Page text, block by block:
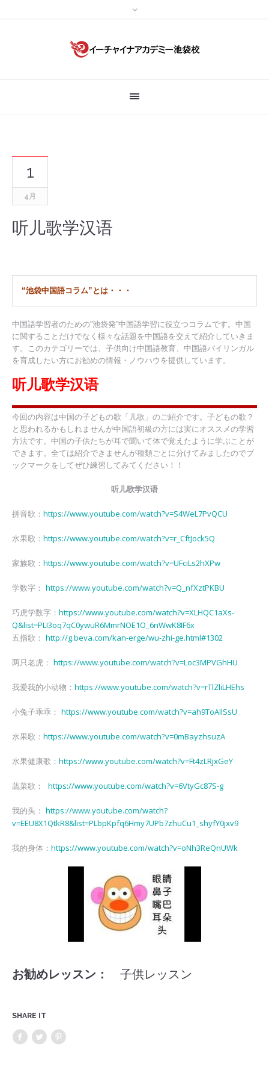
1
4月
听儿歌学汉语
“池袋中国語コラム”とは・・・
中国語学習者のための”池袋発”中国語学習に役立つコラムです。中国
に関することだけでなく様々な話題を中国語を交えて紹介していきま
す。このカテゴリーでは、子供向け中国語教育、中国語バイリンガル
を育成したい方にお勧めの情報・ノウハウを提供しています。
听儿歌学汉语
今回の内容は中国の子どもの歌「儿歌」のご紹介です。子どもの歌？
と思われるかもしれませんが中国語初級の方には実にオススメの学習
方法です。中国の子供たちが耳で聞いて体で覚えたように学ぶことが
できます。全ては紹介できませんが種類ごとに分けてみましたのでブ
ックマークをしてぜひ練習してみてください！！
听儿歌学汉语
拼音歌： https://www.youtube.com/watch?v=S4WeL7PvQCU
水果歌： https://www.youtube.com/watch?v=r_CftJock5Q
家族歌： https://www.youtube.com/watch?v=UFciLs2hXPw
学数字： https://www.youtube.com/watch?v=Q_nfXztPKBU
巧虎学数字： https://www.youtube.com/watch?v=XLHQC1aXs-
Q&list=PLI3oq7qC0ywuR6MmrNOE1O_6nWwK8IF6x
五指歌： http://g.beva.com/kan-erge/wu-zhi-ge.html#1302
两只老虎： https://www.youtube.com/watch?v=Loc3MPVGhHU
我爱我的小动物： https://www.youtube.com/watch?v=rTlZliLHEhs
小兔子乖乖： https://www.youtube.com/watch?v=ah9ToAllSsU
水果歌： https://www.youtube.com/watch?v=0mBayzhsuzA
水果健康歌： https://www.youtube.com/watch?v=Ft4zLRjxGeY
蔬菜歌： https://www.youtube.com/watch?v=6VtyGc87S-g
我的头： https://www.youtube.com/watch?
v=EEU8X1QtkR8&list=PLbpKpfq6Hmy7UPb7zhuCu1_shyfY0jxv9
我的身体： https://www.youtube.com/watch?v=oNh3ReQnUWk
お勧めレッスン： 子供レッスン
SHARE IT